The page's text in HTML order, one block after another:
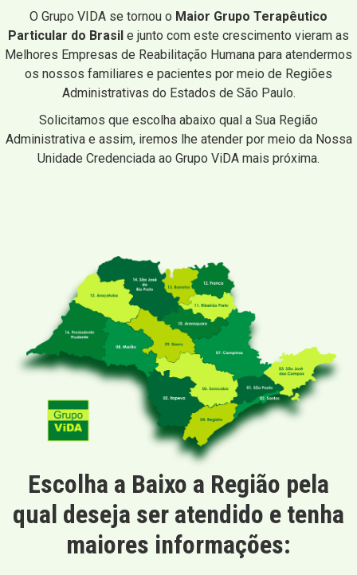
O Grupo VIDA se tornou o Maior Grupo Terapêutico
Particular do Brasil e junto com este crescimento vieram as
Melhores Empresas de Reabilitação Humana para atendermos
os nossos familiares e pacientes por meio de Regiões
Administrativas do Estados de São Paulo.
Solicitamos que escolha abaixo qual a Sua Região
Administrativa e assim, iremos lhe atender por meio da Nossa
Unidade Credenciada ao Grupo ViDA mais próxima.
Escolha a Baixo a Região pela
qual deseja ser atendido e tenha
maiores informações: